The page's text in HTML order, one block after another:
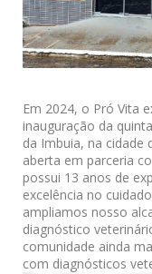
Em 2024, o Pró Vita
inauguração da
da Imbuia, na cidade
aberta em parceria
possui 13 anos de
excelência no
ampliamos nosso
diagnóstico
comunidade ainda
com diagnósticos